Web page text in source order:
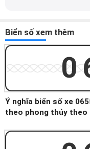
Biển số xem thêm
Ý nghĩa biển số xe
theo phong thủy